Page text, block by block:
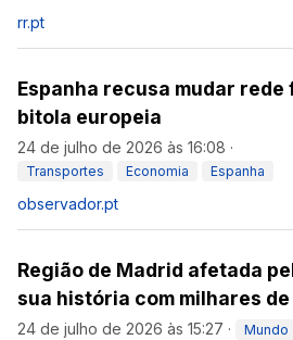
rr.pt
Espanha recusa mudar
bitola europeia
24 de julho de 2026 às 16:08 ·
Transportes Economia Espanha
observador.pt
Região de Madrid afetada
sua história com milhares
24 de julho de 2026 às 15:27 · Mundo